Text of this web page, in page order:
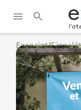
Exaprint/
et
format